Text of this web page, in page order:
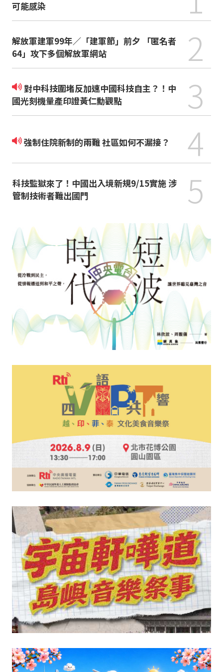
可能感染
解放軍建軍99年／「建軍節」前夕 「匿名者
64」攻下多個解放軍網站
2
對中科技圍堵反加速中國科技自主？！中
國光刻機量產印證黃仁勳觀點
3
強制住院新制的兩難 社區如何不漏接？ 4
科技監獄來了！中國出入境新規9/15實施 涉
管制技術者難出國門
5